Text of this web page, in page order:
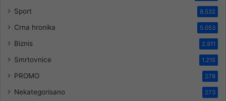
Sport 8.532
Crna hronika 5.053
Biznis 2.911
Smrtovnice 1.215
PROMO 278
Nekategorisano 273